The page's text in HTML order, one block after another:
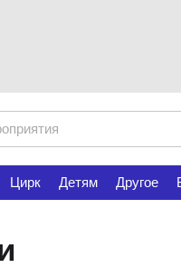
Цирк Детям Другое